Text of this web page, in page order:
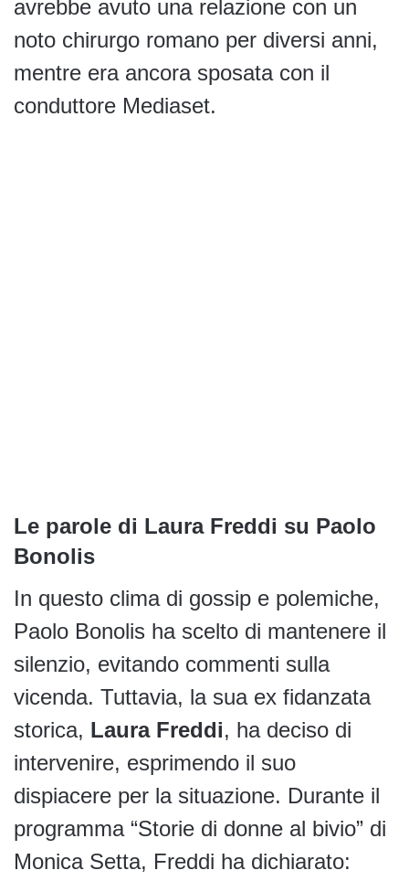
avrebbe avuto una relazione con un
noto chirurgo romano per diversi anni,
mentre era ancora sposata con il
conduttore Mediaset.
Le parole di Laura Freddi su Paolo
Bonolis
In questo clima di gossip e polemiche,
Paolo Bonolis ha scelto di mantenere il
silenzio, evitando commenti sulla
vicenda. Tuttavia, la sua ex fidanzata
storica, Laura Freddi, ha deciso di
intervenire, esprimendo il suo
dispiacere per la situazione. Durante il
programma “Storie di donne al bivio” di
Monica Setta, Freddi ha dichiarato: